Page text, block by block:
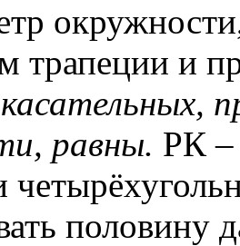
трапеции и
равны. РК –
половину